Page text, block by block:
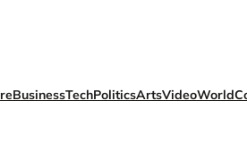
BusinessTechPoliticsArtsVideoWorld